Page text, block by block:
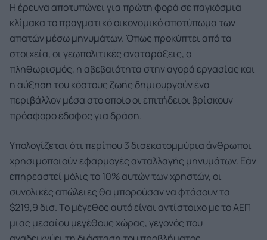
Η έρευνα αποτυπώνει για πρώτη φορά σε παγκόσμια
κλίμακα το πραγματικό οικονομικό αποτύπωμα των
απατών μέσω μηνυμάτων. Όπως προκύπτει από τα
στοιχεία, οι γεωπολιτικές αναταράξεις, ο
πληθωρισμός, η αβεβαιότητα στην αγορά εργασίας και
η αύξηση του κόστους ζωής δημιουργούν ένα
περιβάλλον μέσα στο οποίο οι επιτήδειοι βρίσκουν
πρόσφορο έδαφος για δράση.
Υπολογίζεται ότι περίπου 3 δισεκατομμύρια άνθρωποι
χρησιμοποιούν εφαρμογές ανταλλαγής μηνυμάτων. Εάν
επηρεαστεί μόλις το 10% αυτών των χρηστών, οι
συνολικές απώλειες θα μπορούσαν να φτάσουν τα
$219,9 δισ. Το μέγεθος αυτό είναι αντίστοιχο με το ΑΕΠ
μιας μεσαίου μεγέθους χώρας, γεγονός που